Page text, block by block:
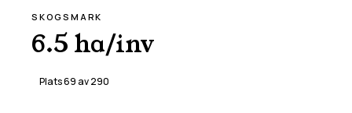
SKOGSMARK
6.5 ha/inv
Plats69 av290